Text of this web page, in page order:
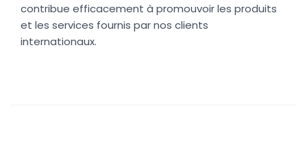
contribue efficacement à promouvoir les produits
et les services fournis par nos clients
internationaux.